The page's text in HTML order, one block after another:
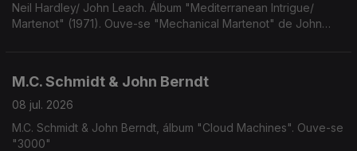
Neil Hardley/ John Leach. Álbum "Mediterranean Intrigue/
Martenot" (1971). Ouve-se "Mechanical Martenot" de John
M.C. Schmidt & John Berndt
08 jul. 2026
M.C. Schmidt & John Berndt, álbum "Cloud Machines". Ouve-se
"3000"